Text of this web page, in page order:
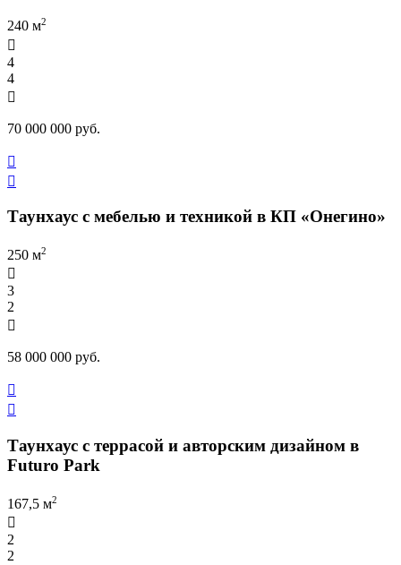
240 м2

4
4

70 000 000 руб.


Таунхаус с мебелью и техникой в КП «Онегино»
250 м2

3
2

58 000 000 руб.


Таунхаус с террасой и авторским дизайном в
Futuro Park
167,5 м2

2
2